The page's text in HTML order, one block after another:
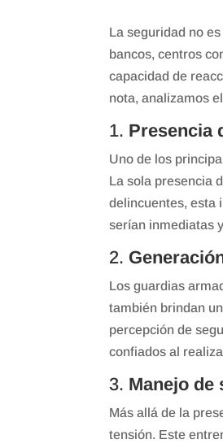
La seguridad no
bancos, centros
capacidad de
nota, analizamos
1. Presencia
Uno de los
La sola presencia
delincuentes, esta
serían inmediatas
2.
Los guardias
también brindan
percepción de
confiados al
3. Manejo de
Más allá de la
tensión. Este